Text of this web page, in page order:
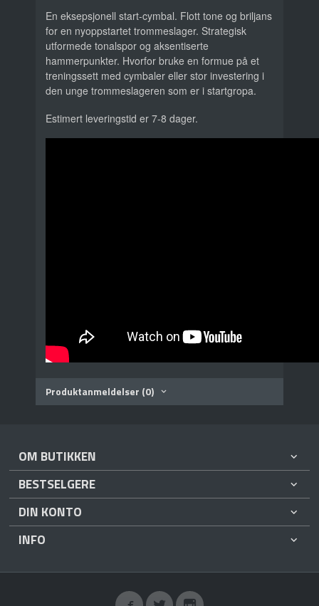
En eksepsjonell start-cymbal. Flott tone og briljans
for en nyoppstartet trommeslager. Strategisk
utformede tonalspor og aksentiserte
hammerpunkter. Hvorfor bruke en formue på et
treningssett med cymbaler eller stor investering i
den unge trommeslageren som er i startgropa.
Estimert leveringstid er 7-8 dager.
Produktanmeldelser (0)
OM BUTIKKEN
BESTSELGERE
DIN KONTO
INFO